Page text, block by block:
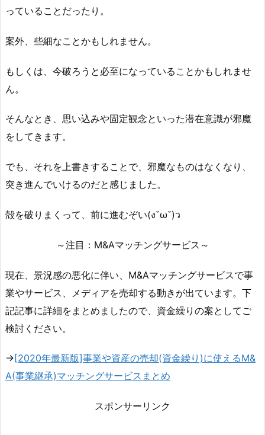
っていることだったり。
案外、些細なことかもしれません。
もしくは、今破ろうと必至になっていることかもしれませ
ん。
そんなとき、思い込みや固定観念といった潜在意識が邪魔
をしてきます。
でも、それを上書きすることで、邪魔なものはなくなり、
突き進んでいけるのだと感じました。
殻を破りまくって、前に進むぞい(ง˘ω˘)ว
～注目：M&Aマッチングサービス～
現在、景況感の悪化に伴い、M&Aマッチングサービスで事
業やサービス、メディアを売却する動きが出ています。下
記記事に詳細をまとめましたので、資金繰りの案としてご
検討ください。
→ [2020年最新版]事業や資産の売却(資金繰り)に使えるM&
A(事業継承)マッチングサービスまとめ
スポンサーリンク